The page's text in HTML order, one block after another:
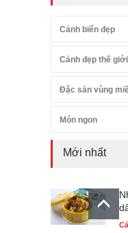
Cảnh biển đẹp
Cảnh đẹp thế giới
Đặc sản vùng
Món ngon
Mới nhất